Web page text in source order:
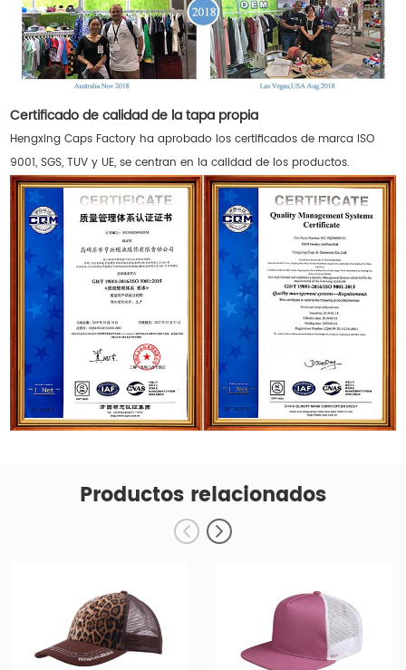
Certificado de calidad de la tapa propia
Hengxing Caps Factory ha aprobado los certificados de marca ISO
9001, SGS, TUV y UE, se centran en la calidad de los productos.
Productos relacionados